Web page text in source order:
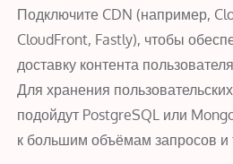
Подключите CDN (например,
CloudFront, Fastly), чтобы
доставку контента
Для хранения
подойдут PostgreSQL или
к большим объёмам запросов и